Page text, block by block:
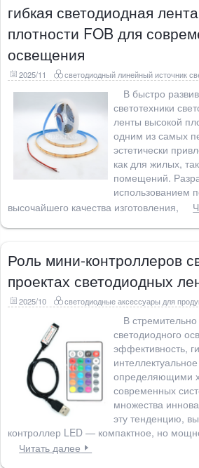
гибкая светодиодная
плотности FOB для
освещения
2025/11 светодиодный линейный источник
В быстро
светотехники
ленты высокой
одним из самых
эстетически
как для жилых,
помещений.
использованием
высочайшего качества изготовления,
Роль мини-контроллеров
проектах светодиодных
2025/10 светодиодные аксессуары для
В
светодиодного
эффективность,
определяющими
современных
множества
эту тенденцию,
контроллер LED — компактное, но
Читать далее